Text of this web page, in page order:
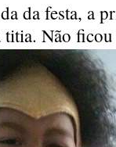
da festa, a
titia. Não